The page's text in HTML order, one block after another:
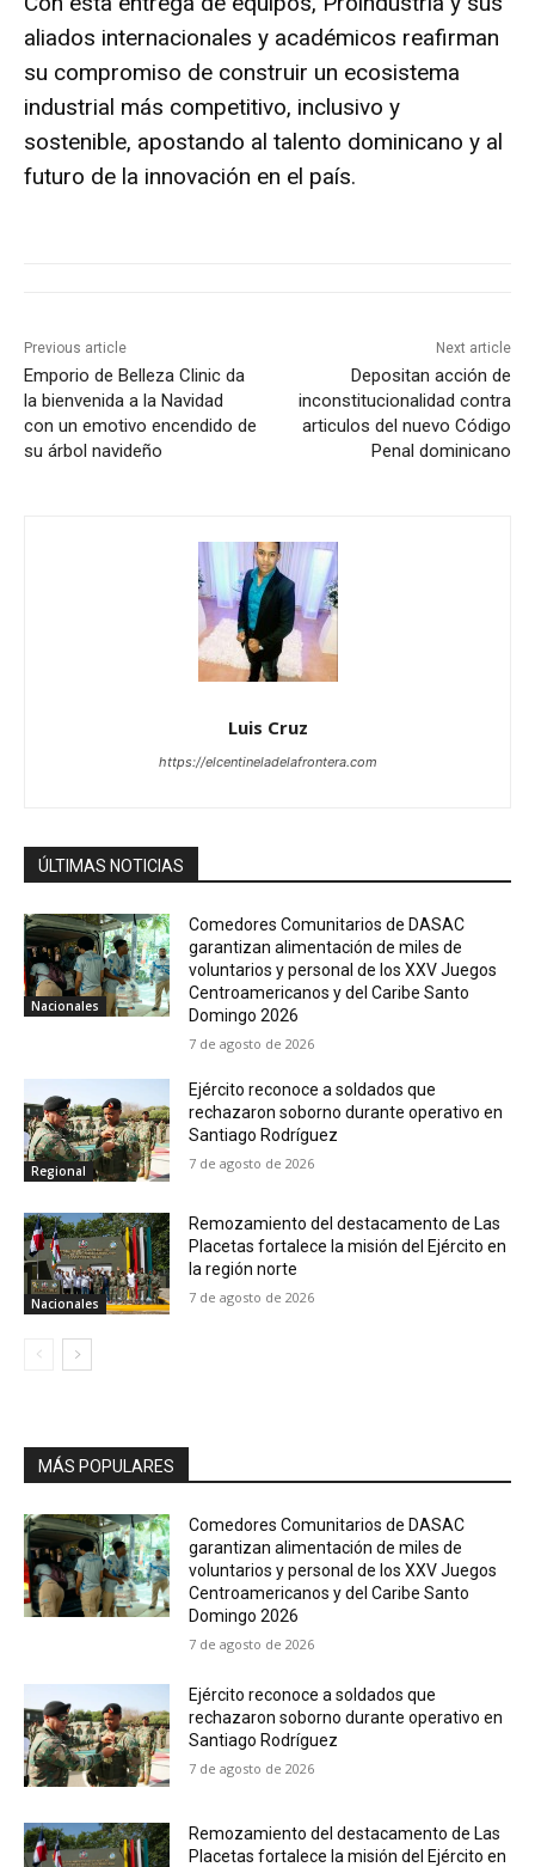
aliados internacionales y académicos reafirman
su compromiso de construir un ecosistema
industrial más competitivo, inclusivo y
sostenible, apostando al talento dominicano y al
futuro de la innovación en el país.
Previous article
Emporio de Belleza Clinic da
la bienvenida a la Navidad
con un emotivo encendido de
su árbol navideño
Next article
Depositan acción de
inconstitucionalidad contra
articulos del nuevo Código
Penal dominicano
Luis Cruz
https://elcentineladelafrontera.com
ÚLTIMAS NOTICIAS
Nacionales
Comedores Comunitarios de DASAC
garantizan alimentación de miles de
voluntarios y personal de los XXV Juegos
Centroamericanos y del Caribe Santo
Domingo 2026
7 de agosto de 2026
Regional
Ejército reconoce a soldados que
rechazaron soborno durante operativo en
Santiago Rodríguez
7 de agosto de 2026
Nacionales
Remozamiento del destacamento de Las
Placetas fortalece la misión del Ejército en
la región norte
7 de agosto de 2026
MÁS POPULARES
Comedores Comunitarios de DASAC
garantizan alimentación de miles de
voluntarios y personal de los XXV Juegos
Centroamericanos y del Caribe Santo
Domingo 2026
7 de agosto de 2026
Ejército reconoce a soldados que
rechazaron soborno durante operativo en
Santiago Rodríguez
7 de agosto de 2026
Remozamiento del destacamento de Las
Placetas fortalece la misión del Ejército en